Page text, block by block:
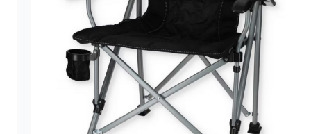
arrow_forward
favorite_border
Elenco dei desideri
shopping_cart
Cestino della spesa